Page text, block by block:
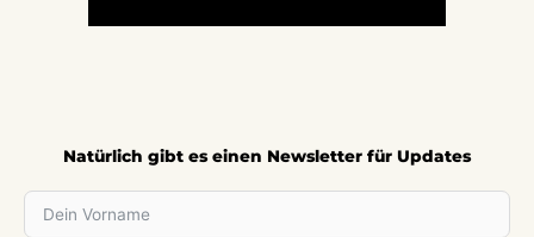
Natürlich gibt es einen Newsletter für Updates